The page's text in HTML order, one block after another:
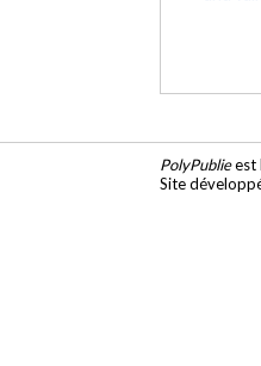
PolyPublieest
Site